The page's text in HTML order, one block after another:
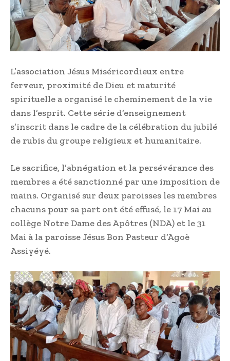
L’association Jésus Miséricordieux entre
ferveur, proximité de Dieu et maturité
spirituelle a organisé le cheminement de la vie
dans l’esprit. Cette série d’enseignement
s’inscrit dans le cadre de la célébration du jubilé
de rubis du groupe religieux et humanitaire.
Le sacrifice, l’abnégation et la persévérance des
membres a été sanctionné par une imposition de
mains. Organisé sur deux paroisses les membres
chacuns pour sa part ont été effusé, le 17 Mai au
collège Notre Dame des Apôtres (NDA) et le 31
Mai à la paroisse Jésus Bon Pasteur d’Agoè
Assiyéyé.